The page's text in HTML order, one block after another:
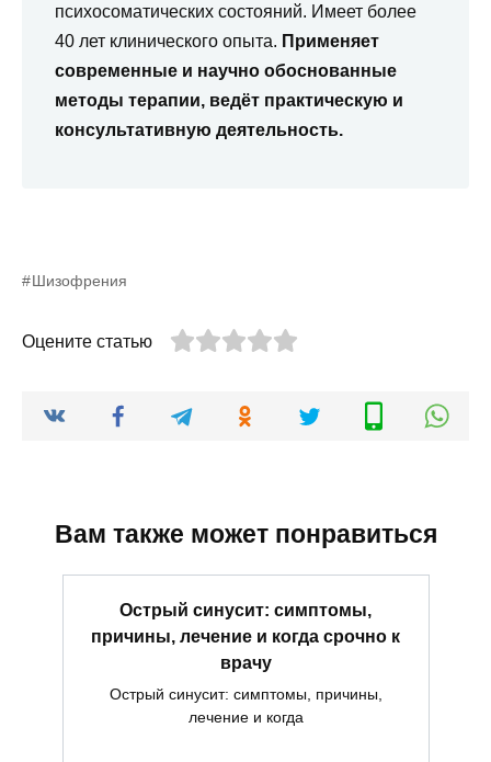
психосоматических состояний. Имеет более
40 лет клинического опыта. Применяет
современные и научно обоснованные
методы терапии, ведёт практическую и
консультативную деятельность.
Шизофрения
Оцените статью
Вам также может понравиться
Острый синусит: симптомы,
причины, лечение и когда срочно к
врачу
Острый синусит: симптомы, причины,
лечение и когда